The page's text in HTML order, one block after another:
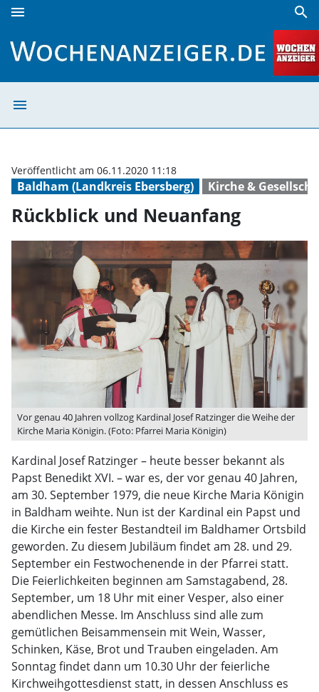
menu search
menu
Baldham (Landkreis Ebersberg) Kirche &
Veröffentlicht am 06.11.2020 11:18
Rückblick und Neuanfang
Vor genau 40 Jahren vollzog Kardinal Josef Ratzinger die Weihe der
Kirche Maria Königin. (Foto: Pfarrei Maria Königin)
Kardinal Josef Ratzinger – heute besser bekannt als
Papst Benedikt XVI. – war es, der vor genau 40 Jahren,
am 30. September 1979, die neue Kirche Maria Königin
in Baldham weihte. Nun ist der Kardinal ein Papst und
die Kirche ein fester Bestandteil im Baldhamer Ortsbild
geworden. Zu diesem Jubiläum findet am 28. und 29.
September ein Festwochenende in der Pfarrei statt.
Die Feierlichkeiten beginnen am Samstagabend, 28.
September, um 18 Uhr mit einer Vesper, also einer
abendlichen Messe. Im Anschluss sind alle zum
gemütlichen Beisammensein mit Wein, Wasser,
Schinken, Käse, Brot und Trauben eingeladen. Am
Sonntag findet dann um 10.30 Uhr der feierliche
Kirchweihgottesdienst statt, in dessen Anschluss es